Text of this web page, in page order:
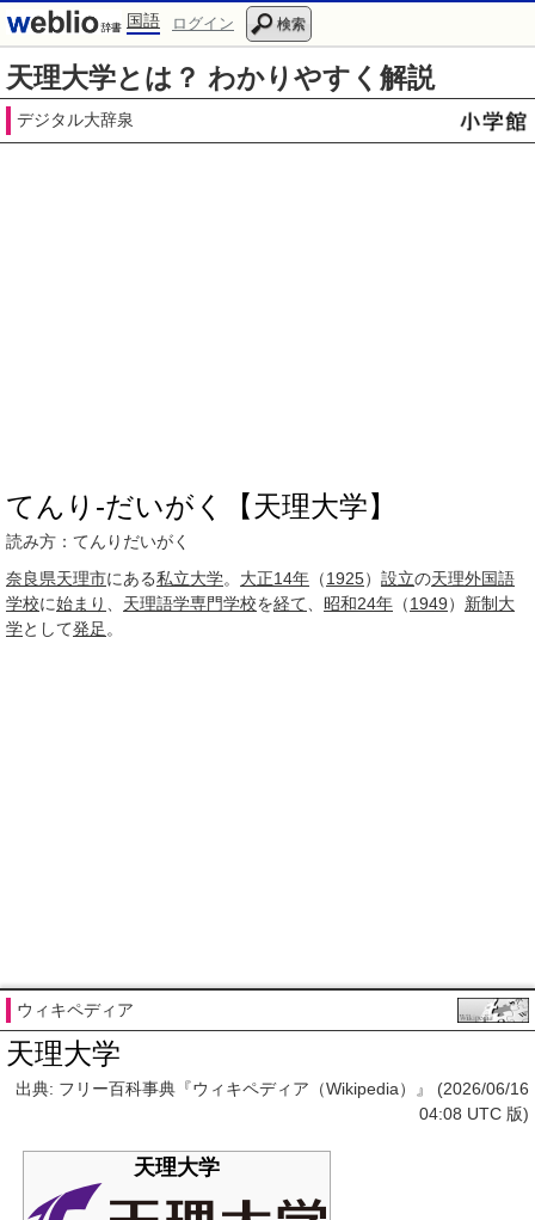
国語 ログイン 検索
天理大学とは？ わかりやすく解説
デジタル大辞泉
てんり‐だいがく【天理大学】
読み方：てんりだいがく
奈良県天理市にある私立大学。 大正14年 （1925） 設立の天理外国語
学校に始まり 天理語学専門学校を経て 昭和24年 （1949） 新制大
学として発足 。
ウィキペディア
天理大学
出典: フリー百科事典『ウィキペディア（Wikipedia）』 (2026/06/16
04:08 UTC 版)
天理大学